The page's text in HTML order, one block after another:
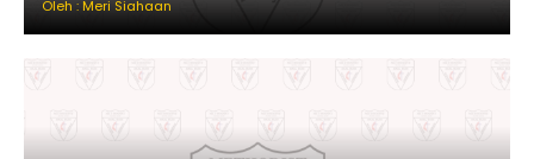
Oleh : Meri Siahaan